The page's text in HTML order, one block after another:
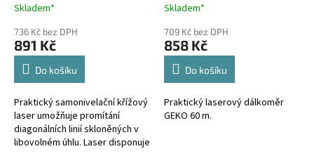
Skladem*
736 Kč bez DPH
891 Kč
Do košíku
Praktický samonivelační křížový
laser umožňuje promítání
diagonálních linií skloněných v
libovolném úhlu. Laser disponuje
Skladem*
709 Kč bez DPH
858 Kč
Do košíku
Praktický laserový dálkoměr
GEKO 60 m.